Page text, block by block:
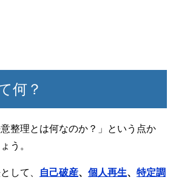
何？
整理とは何なのか？」という点か
う。
して、 自己破産、 個人再生、 特定調